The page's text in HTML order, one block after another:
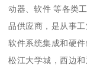
动器、软件 等各类
品供应商，是从事
软件系统集成和硬
松江大学城，西边